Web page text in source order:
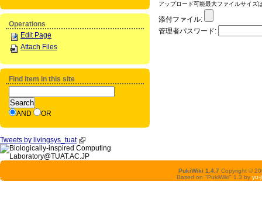
アップロード可能最大ファイルサイズ
添付ファイル:
管理者パスワード:
Operations
Edit Page
Attach Files
Find item in this site
AND OR
Tweets by livingsys_tuat
PukiWiki 1.4.7 Copyright ©
Based on "PukiWiki" 1.3 by yu-ji